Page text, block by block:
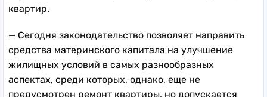
квартир.
— Сегодня законодательство позволяет направить
средства материнского капитала на улучшение
жилищных условий в самых разнообразных
аспектах, среди которых, однако, еще не
предусмотрен ремонт квартиры, но допускается